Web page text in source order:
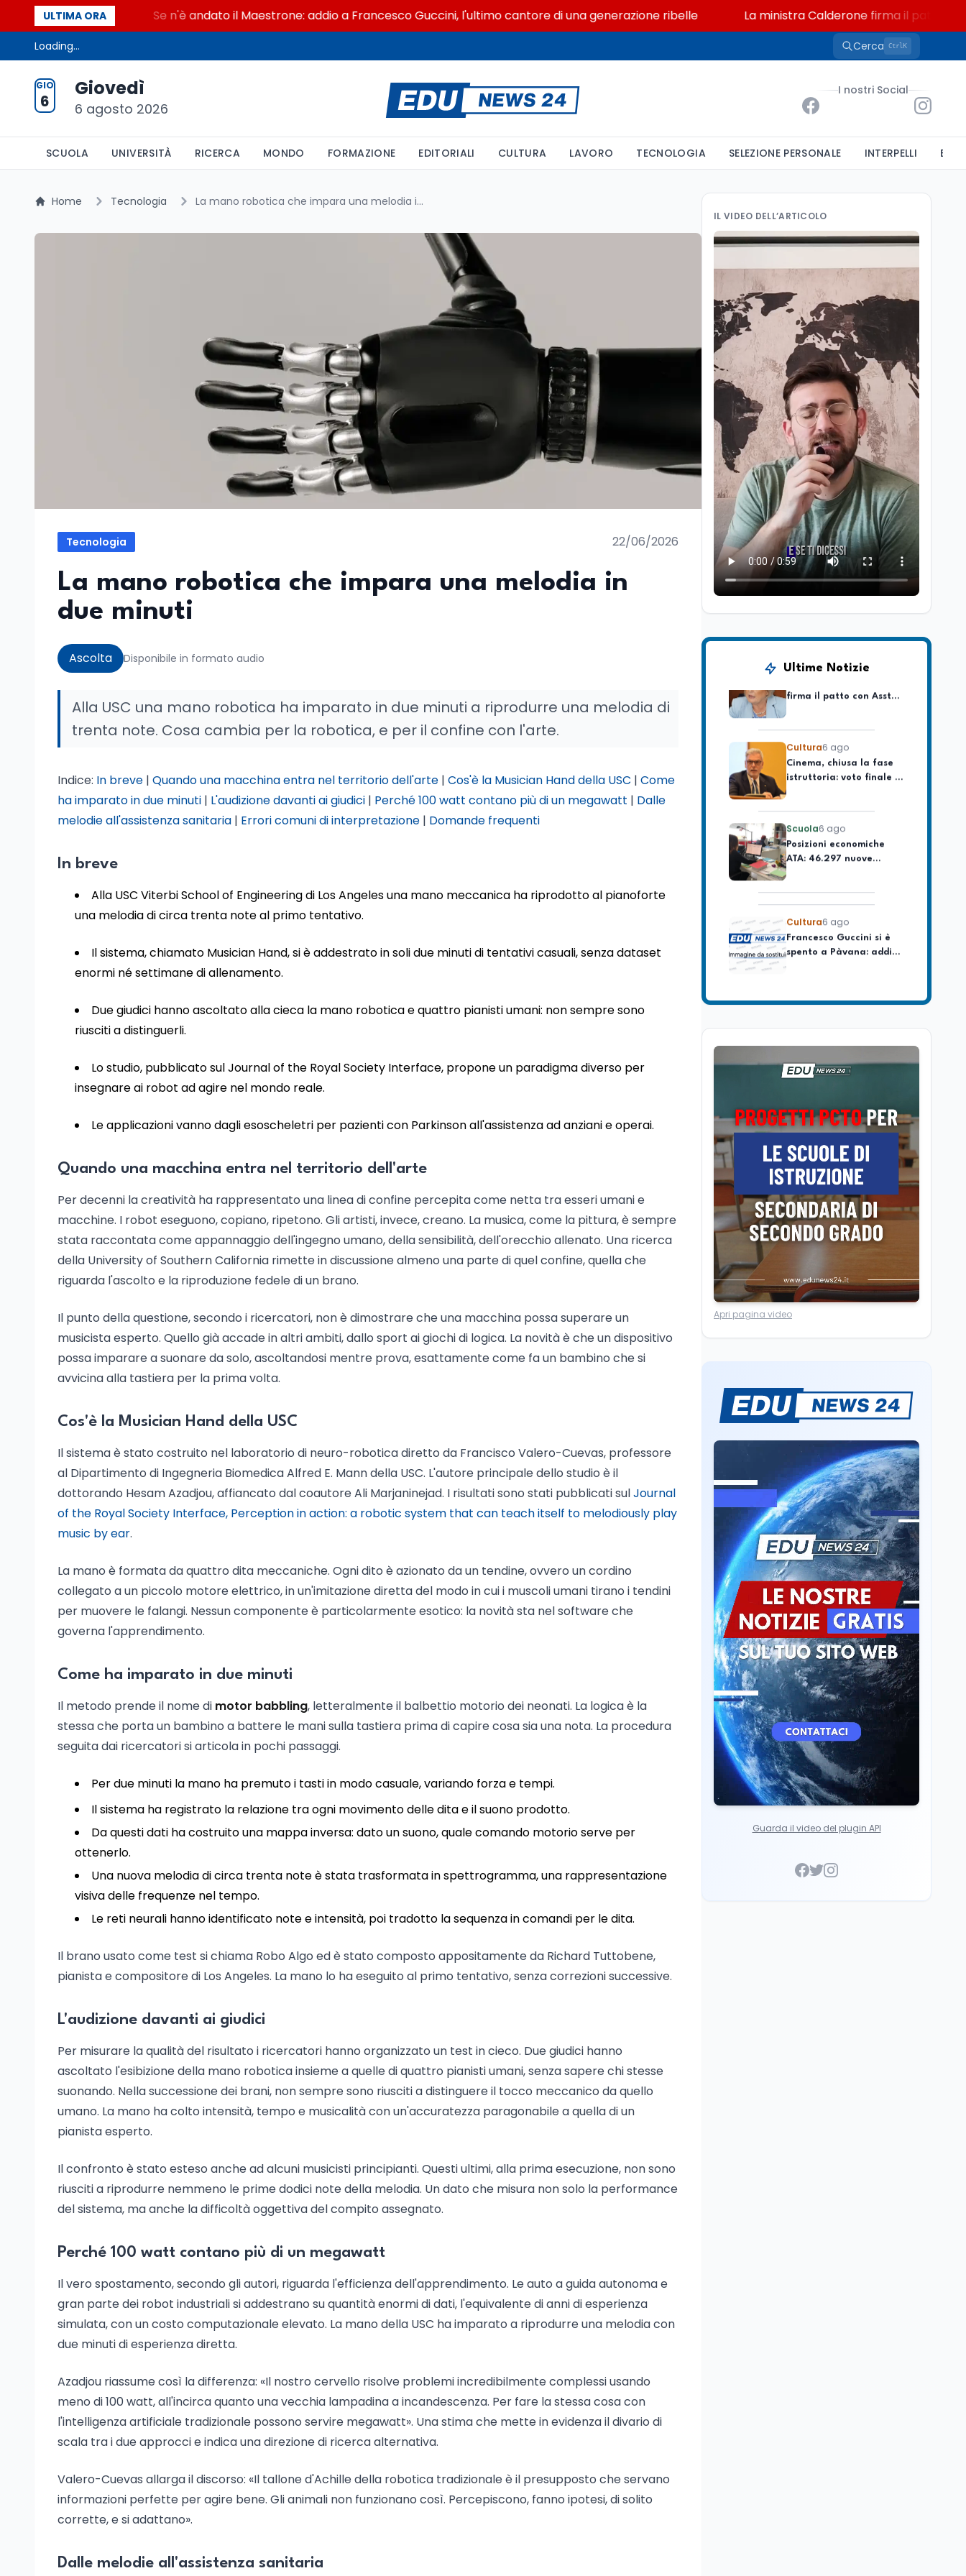
ULTIMA ORA
Maestrone Se n'è andato il Maestrone: addio a Francesco Guccini, l'ultimo cantore di una generazione ribelle La ministra Calderone firma il patto con
Loading... Cerca CtrlK
GIO
6
Giovedì
6 agosto 2026
I nostri Social
SCUOLA UNIVERSITÀ RICERCA MONDO FORMAZIONE EDITORIALI CULTURA LAVORO TECNOLOGIA SELEZIONE PERSONALE INTERPELLI
Home Tecnologia La mano robotica che impara una melodia in due minuti
Tecnologia 22/06/2026
La mano robotica che impara una melodia in
due minuti
Ascolta Disponibile in formato audio
Alla USC una mano robotica ha imparato in due minuti a riprodurre una melodia di
trenta note. Cosa cambia per la robotica, e per il confine con l'arte.
Indice: In breve | Quando una macchina entra nel territorio dell'arte | Cos'è la Musician Hand della USC | Come
ha imparato in due minuti | L'audizione davanti ai giudici | Perché 100 watt contano più di un megawatt | Dalle
melodie all'assistenza sanitaria | Errori comuni di interpretazione | Domande frequenti
In breve
Alla USC Viterbi School of Engineering di Los Angeles una mano meccanica ha riprodotto al pianoforte
una melodia di circa trenta note al primo tentativo.
Il sistema, chiamato Musician Hand, si è addestrato in soli due minuti di tentativi casuali, senza dataset
enormi né settimane di allenamento.
Due giudici hanno ascoltato alla cieca la mano robotica e quattro pianisti umani: non sempre sono
riusciti a distinguerli.
Lo studio, pubblicato sul Journal of the Royal Society Interface, propone un paradigma diverso per
insegnare ai robot ad agire nel mondo reale.
Le applicazioni vanno dagli esoscheletri per pazienti con Parkinson all'assistenza ad anziani e operai.
Quando una macchina entra nel territorio dell'arte
Per decenni la creatività ha rappresentato una linea di confine percepita come netta tra esseri umani e
macchine. I robot eseguono, copiano, ripetono. Gli artisti, invece, creano. La musica, come la pittura, è sempre
stata raccontata come appannaggio dell'ingegno umano, della sensibilità, dell'orecchio allenato. Una ricerca
della University of Southern California rimette in discussione almeno una parte di quel confine, quella che
riguarda l'ascolto e la riproduzione fedele di un brano.
Il punto della questione, secondo i ricercatori, non è dimostrare che una macchina possa superare un
musicista esperto. Quello già accade in altri ambiti, dallo sport ai giochi di logica. La novità è che un dispositivo
possa imparare a suonare da solo, ascoltandosi mentre prova, esattamente come fa un bambino che si
avvicina alla tastiera per la prima volta.
Cos'è la Musician Hand della USC
Il sistema è stato costruito nel laboratorio di neuro-robotica diretto da Francisco Valero-Cuevas, professore
al Dipartimento di Ingegneria Biomedica Alfred E. Mann della USC. L'autore principale dello studio è il
dottorando Hesam Azadjou, affiancato dal coautore Ali Marjaninejad. I risultati sono stati pubblicati sulJournal
of the Royal Society Interface, Perception in action: a robotic system that can teach itself to melodiously play
music by ear.
La mano è formata da quattro dita meccaniche. Ogni dito è azionato da un tendine, ovvero un cordino
collegato a un piccolo motore elettrico, in un'imitazione diretta del modo in cui i muscoli umani tirano i tendini
per muovere le falangi. Nessun componente è particolarmente esotico: la novità sta nel software che
governa l'apprendimento.
Come ha imparato in due minuti
Il metodo prende il nome di motor babbling, letteralmente il balbettio motorio dei neonati. La logica è la
stessa che porta un bambino a battere le mani sulla tastiera prima di capire cosa sia una nota. La procedura
seguita dai ricercatori si articola in pochi passaggi.
Per due minuti la mano ha premuto i tasti in modo casuale, variando forza e tempi.
Il sistema ha registrato la relazione tra ogni movimento delle dita e il suono prodotto.
Da questi dati ha costruito una mappa inversa: dato un suono, quale comando motorio serve per
ottenerlo.
Una nuova melodia di circa trenta note è stata trasformata in spettrogramma, una rappresentazione
visiva delle frequenze nel tempo.
Le reti neurali hanno identificato note e intensità, poi tradotto la sequenza in comandi per le dita.
Il brano usato come test si chiama Robo Algo ed è stato composto appositamente da Richard Tuttobene,
pianista e compositore di Los Angeles. La mano lo ha eseguito al primo tentativo, senza correzioni successive.
L'audizione davanti ai giudici
Per misurare la qualità del risultato i ricercatori hanno organizzato un test in cieco. Due giudici hanno
ascoltato l'esibizione della mano robotica insieme a quelle di quattro pianisti umani, senza sapere chi stesse
suonando. Nella successione dei brani, non sempre sono riusciti a distinguere il tocco meccanico da quello
umano. La mano ha colto intensità, tempo e musicalità con un'accuratezza paragonabile a quella di un
pianista esperto.
Il confronto è stato esteso anche ad alcuni musicisti principianti. Questi ultimi, alla prima esecuzione, non sono
riusciti a riprodurre nemmeno le prime dodici note della melodia. Un dato che misura non solo la performance
del sistema, ma anche la difficoltà oggettiva del compito assegnato.
Perché 100 watt contano più di un megawatt
Il vero spostamento, secondo gli autori, riguarda l'efficienza dell'apprendimento. Le auto a guida autonoma e
gran parte dei robot industriali si addestrano su quantità enormi di dati, l'equivalente di anni di esperienza
simulata, con un costo computazionale elevato. La mano della USC ha imparato a riprodurre una melodia con
due minuti di esperienza diretta.
Azadjou riassume così la differenza: «Il nostro cervello risolve problemi incredibilmente complessi usando
meno di 100 watt, all'incirca quanto una vecchia lampadina a incandescenza. Per fare la stessa cosa con
l'intelligenza artificiale tradizionale possono servire megawatt». Una stima che mette in evidenza il divario di
scala tra i due approcci e indica una direzione di ricerca alternativa.
Valero-Cuevas allarga il discorso: «Il tallone d'Achille della robotica tradizionale è il presupposto che servano
informazioni perfette per agire bene. Gli animali non funzionano così. Percepiscono, fanno ipotesi, di solito
corrette, e si adattano».
Dalle melodie all'assistenza sanitaria
IL VIDEO DELL’ARTICOLO
Ultime Notizie
Cultura6 ago
Francesco Guccini si è
spento a Pàvana: addio
al Maestrone
Cultura 6 ago
Se n'è andato il
Maestrone: addio a
generazione ribelle
La ministra Calderone
per il rilancio del Siisl,
domanda e offerta di
lavoro
Cultura6 ago
Cinema, chiusa la fase
istruttoria: voto finale il
9 settembre in Aula. La
Scuola6 ago
Posizioni economiche
ATA: 46.297 nuove
posizioni economiche
Cultura6 ago
Francesco Guccini si è
spento a Pàvana: addio
al Maestrone
Se n'è andato il
Francesco Guccini,
Lavoro6 ago
La ministra Calderone
per il rilancio del Siisl,
piattaforma, in
l'Inps, per l'incontro tra
domanda e offerta di
lavoro
Cultura6 ago
Cinema, chiusa la fase
istruttoria: voto finale il
soddisfazione di
Mollicone
Scuola6 ago
Posizioni economiche
con arretrati fino a
4.150 euro
Cultura6 ago
spento a Pàvana: addio
Cultura6 ago
Se n'è andato il
Maestrone: addio a
l'ultimo cantore di una
generazione ribelle
Lavoro6 ago
La ministra Calderone
firma il patto con Asstel
per il rilancio del Siisl,
piattaforma, in
collaborazione con
l'Inps, per l'incontro tra
domanda e offerta di
lavoro
Cultura6 ago
Cinema, chiusa la fase
istruttoria: voto finale il
9 settembre in Aula. La
soddisfazione di
Mollicone
Scuola6 ago
Posizioni economiche
ATA: 46.297 nuove
posizioni economiche
con arretrati fino a
4.150 euro
Apri pagina video
Guarda il video del plugin API